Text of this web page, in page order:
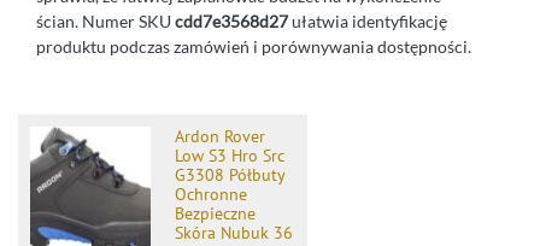
ścian. Numer SKU cdd7e3568d27ułatwia identyfikację
produktu podczas zamówień i porównywania dostępności.
Ardon Rover
Low S3 Hro Src
G3308 Półbuty
Ochronne
Bezpieczne
Skóra Nubuk 36